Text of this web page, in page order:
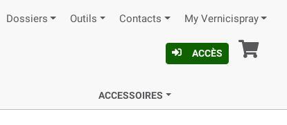
Dossiers Outils Contacts My Vernicispray
ACCÈS
ACCESSOIRES